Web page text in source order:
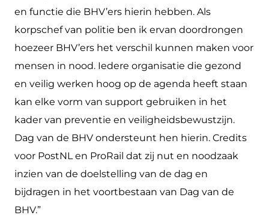
en functie die BHV’ers hierin hebben. Als
korpschef van politie ben ik ervan doordrongen
hoezeer BHV’ers het verschil kunnen maken voor
mensen in nood. Iedere organisatie die gezond
en veilig werken hoog op de agenda heeft staan
kan elke vorm van support gebruiken in het
kader van preventie en veiligheidsbewustzijn.
Dag van de BHV ondersteunt hen hierin. Credits
voor PostNL en ProRail dat zij nut en noodzaak
inzien van de doelstelling van de dag en
bijdragen in het voortbestaan van Dag van de
BHV.”